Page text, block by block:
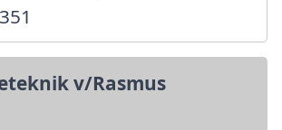
v/Rasmus